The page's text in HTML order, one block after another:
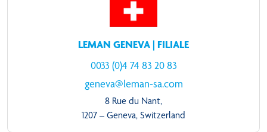
LEMAN GENEVA | FILIALE
0033 (0)4 74 83 20 83
geneva@leman-sa.com
8 Rue du Nant,
1207 – Geneva, Switzerland